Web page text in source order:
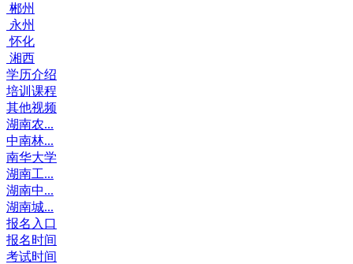
郴州
永州
怀化
湘西
学历介绍
培训课程
其他视频
湖南农...
中南林...
南华大学
湖南工...
湖南中...
湖南城...
报名入口
报名时间
考试时间